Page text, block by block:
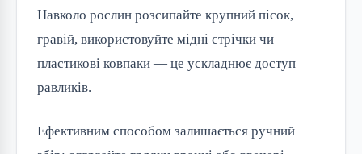
Навколо рослин розсипайте крупний пісок,
гравій, використовуйте мідні стрічки чи
пластикові ковпаки — це ускладнює доступ
равликів.
Ефективним способом залишається ручний